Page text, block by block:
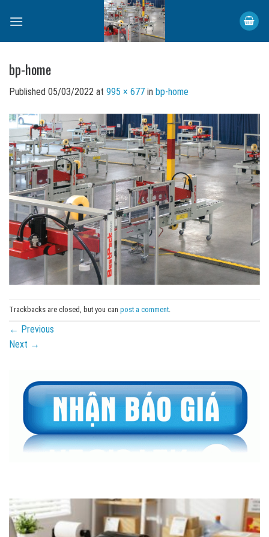
bp-home
Published 05/03/2022 at 995 × 677 in bp-home
Trackbacks are closed, but you can post a comment
← Previous
Next →